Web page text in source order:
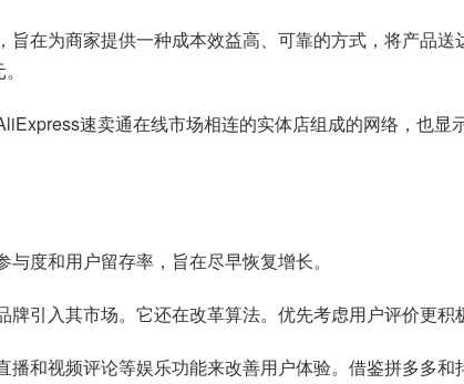
在为商家提供一种成本效益高、可靠的方式，将产品
速卖通在线市场相连的实体店组成的网络，也
度和用户留存率，旨在尽早恢复增长。
引入其市场。它还在改革算法。优先考虑用户评价更积
和视频评论等娱乐功能来改善用户体验。借鉴拼多多